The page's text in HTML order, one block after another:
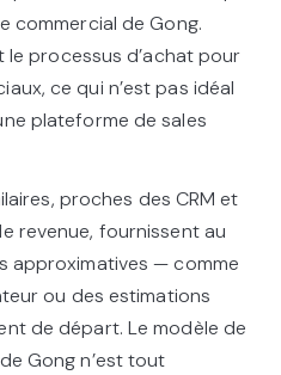
commercial de Gong.
processus d’achat pour
ce qui n’est pas idéal
plateforme de sales
proches des CRM et
revenue, fournissent au
approximatives — comme
ou des estimations
de départ. Le modèle de
Gong n’est tout